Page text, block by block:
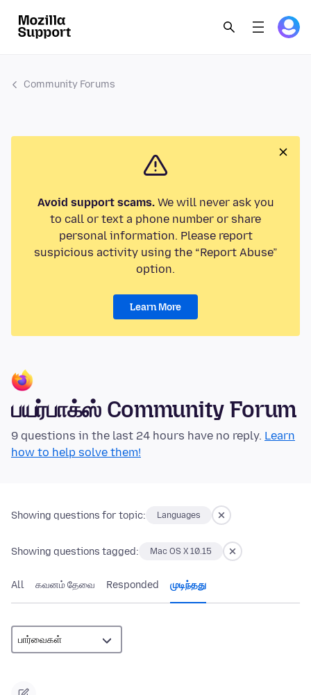
Community Forums
Avoid support scams.We will never ask you
to call or text a phone number or share
personal information. Please report
suspicious activity using the “Report Abuse”
option.
Learn More
பயர்பாக்ஸ் Community Forum
9 questions in the last 24 hours have no reply. Learn
how to help solve them!
Showing questions for topic: Languages
Showing questions tagged: Mac OS X 10.15
All கவனம் தேவை Responded முடிந்தது